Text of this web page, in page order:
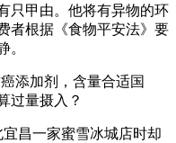
只甲由。他将有异物的环
者根据《食物平安法》要
。
添加剂，含量合适国
过量摄入？
昌一家蜜雪冰城店时却